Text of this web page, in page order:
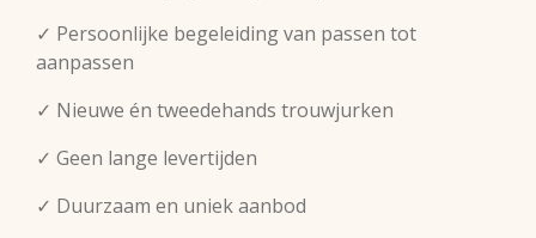
✓ Persoonlijke begeleiding van passen tot
aanpassen
✓ Nieuwe én tweedehands trouwjurken
✓ Geen lange levertijden
✓ Duurzaam en uniek aanbod